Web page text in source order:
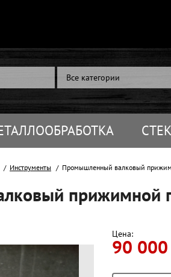
Все категории
Инструменты Промышленный валковый
прижимной
Цена:
90